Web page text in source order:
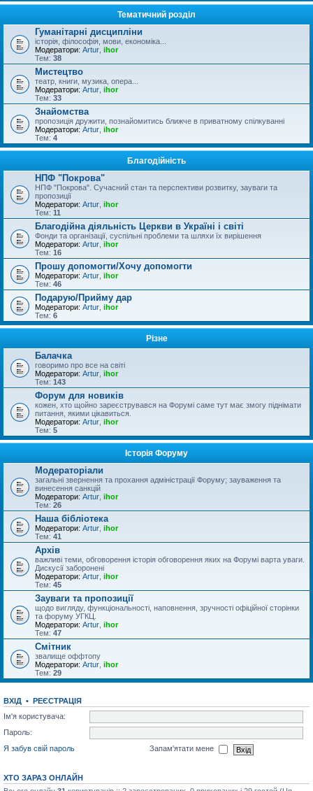
Тематичний розділ
Гуманітарні дисципліни
історія, філософія, мови, економіка...
Модератори: Artur ihor
Тем: 38
Мистецтво
театр, книги, музика, опера...
Модератори: Artur ihor
Тем: 33
Знайомства
пропозиція дружити, познайомитись ближче в приватному спілкуванні
Модератори: Artur ihor
Тем: 4
Благодійність
НПФ "Покрова"
НПФ "Покрова". Сучасний стан та перспективи розвитку, зауваги та
пропозиції
Модератори: Artur ihor
Тем: 11
Благодійна діяльність Церкви в Україні і світі
Фонди та організації, суспільні проблеми та шляхи їх вирішення
Модератори: Artur ihor
Тем: 16
Прошу допомогти/Хочу допомогти
Модератори: Artur ihor
Тем: 46
Подарую/Прийму дар
Модератори: Artur ihor
Тем: 6
Різне
Балачка
говоримо про все на світі
Модератори: Artur ihor
Тем: 143
Форум для новиків
кожен, хто щойно зареєструвався на Форумі саме тут має змогу піднімати
питання, якими цікавиться.
Модератори: Artur ihor
Тем: 5
Історія Форуму
Модераторіали
загальні звернення та прохання адміністрації Форуму; зауваження та
винесення санкцій
Модератори: Artur ihor
Тем: 26
Наша бібліотека
Модератори: Artur ihor
Тем: 41
Архів
важливі теми, обговорення історія обговорення яких на Форумі варта уваги.
Дискусії заборонені
Модератори: Artur ihor
Тем: 45
Зауваги та пропозиції
щодо вигляду, функціональності, наповнення, зручності офіційної сторінки
та форуму УГКЦ.
Модератори: Artur ihor
Тем: 47
Смітник
звалище оффтопу
Модератори: Artur ihor
Тем: 29
ВХІД • РЕЄСТРАЦІЯ
Ім'я користувача:
Пароль:
Я забув свій пароль
Запам'ятати мене
ХТО ЗАРАЗ ОНЛАЙН